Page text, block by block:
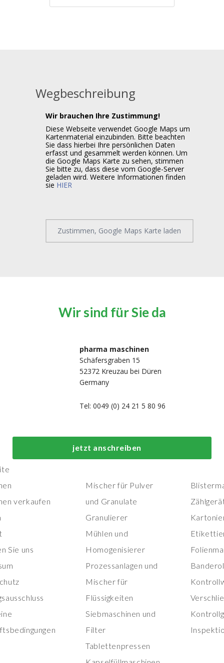
Wir sind für Sie da
pharma maschinen
Schäfersgraben 15
52372 Kreuzau bei Düren
Germany
Tel: 0049 (0) 24 21 5 80 96
jetzt anschreiben
Wegbeschreibung
Wir brauchen Ihre Zustimmung!
Diese Webseite verwendet Google Maps um
Kartenmaterial einzubinden. Bitte beachten
Sie dass hierbei Ihre persönlichen Daten
erfasst und gesammelt werden können. Um
die Google Maps Karte zu sehen, stimmen
Sie bitte zu, dass diese vom Google-Server
geladen wird. Weitere Informationen finden
sie HIER
Zustimmen, Google Maps Karte laden
verkaufen
Sie uns
Top-Prozess- und
Herstellungsmaschinen
Mischer für Pulver
und Granulate
Granulierer
Mühlen und
Homogenisierer
Prozessanlagen und
Mischer für
Flüssigkeiten
Siebmaschinen und
Filter
Tablettenpressen